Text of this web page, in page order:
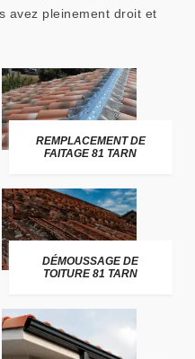
avez pleinement droit et
REMPLACEMENT DE
FAITAGE 81 TARN
DÉMOUSSAGE DE
TOITURE 81 TARN